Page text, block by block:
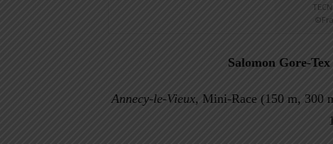
Salomon Gore-
Annecy-le-Vieux, Mini-Race (150 m, 300